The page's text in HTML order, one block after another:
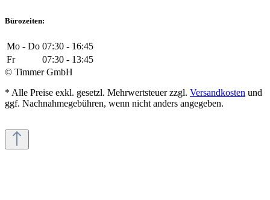
Bürozeiten:
Mo - Do 07:30 - 16:45
Fr
07:30 - 13:45
© Timmer GmbH
* Alle Preise exkl. gesetzl. Mehrwertsteuer zzgl. Versandkosten und
ggf. Nachnahmegebühren, wenn nicht anders angegeben.